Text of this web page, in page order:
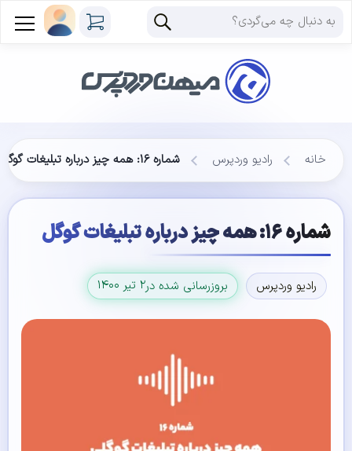
خانه رادیو وردپرس شماره ۱۶: همه چیز درباره تبلیغات گوگل
شماره ۱۶: همه چیز درباره تبلیغات گوگل
رادیو وردپرس بروزرسانی شده در۲ تیر ۱۴۰۰